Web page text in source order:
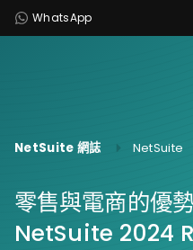
WhatsApp
NetSuite 網誌 NetSuite
零售與電商的優
NetSuite 2024